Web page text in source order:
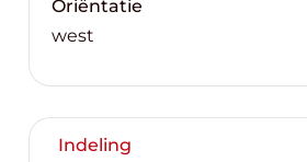
Oriëntatie
west
Indeling